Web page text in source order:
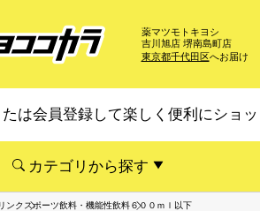
薬マツモトキヨシ
吉川旭店 堺南島町店
東京都千代田区へお届け
たは会員登録して楽しく便利にショ
カテゴリから探す
ンクスポーツ飲料・機能性飲料６００ｍｌ以下